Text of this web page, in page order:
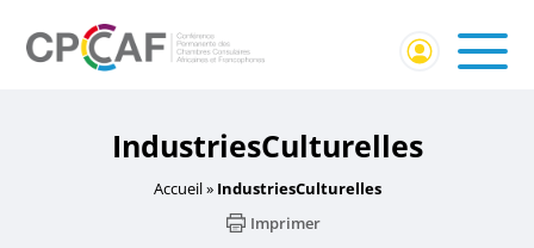
IndustriesCulturelles
Accueil» IndustriesCulturelles
Imprimer